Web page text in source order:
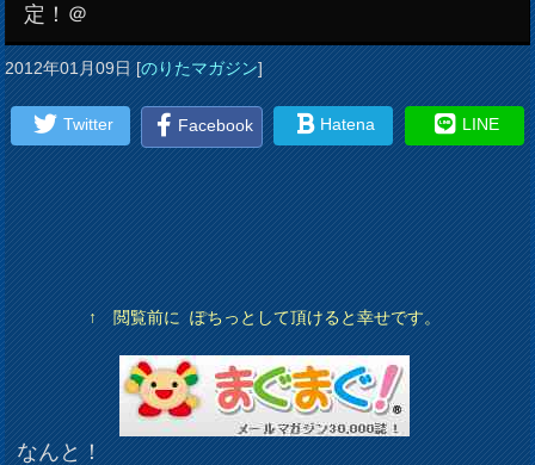
定！＠
2012年01月09日[のりたマガジン]
Twitter Facebook Hatena LINE
↑ 閲覧前に ぽちっとして頂けると幸せです。
なんと！